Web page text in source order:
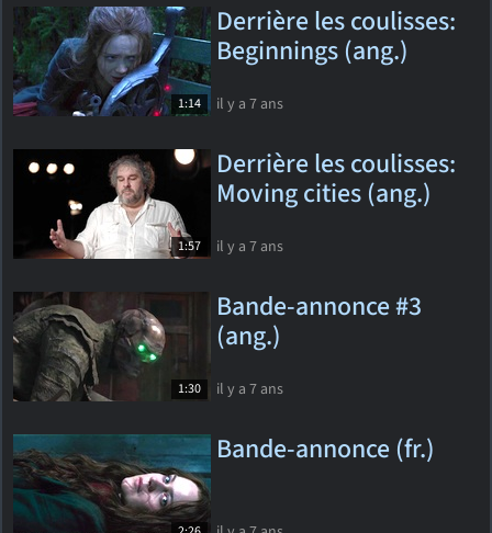
1:14
Derrière les coulisses:
Beginnings (ang.)
il y a 7 ans
1:57
Derrière les coulisses:
Moving cities (ang.)
il y a 7 ans
1:30
Bande-annonce #3
(ang.)
il y a 7 ans
Bande-annonce (fr.)